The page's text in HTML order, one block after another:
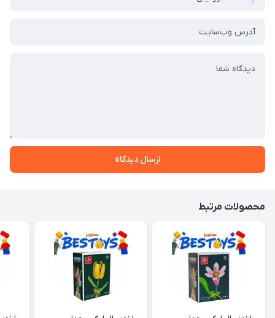
ارسال دیدگاه
محصولات مرتبط